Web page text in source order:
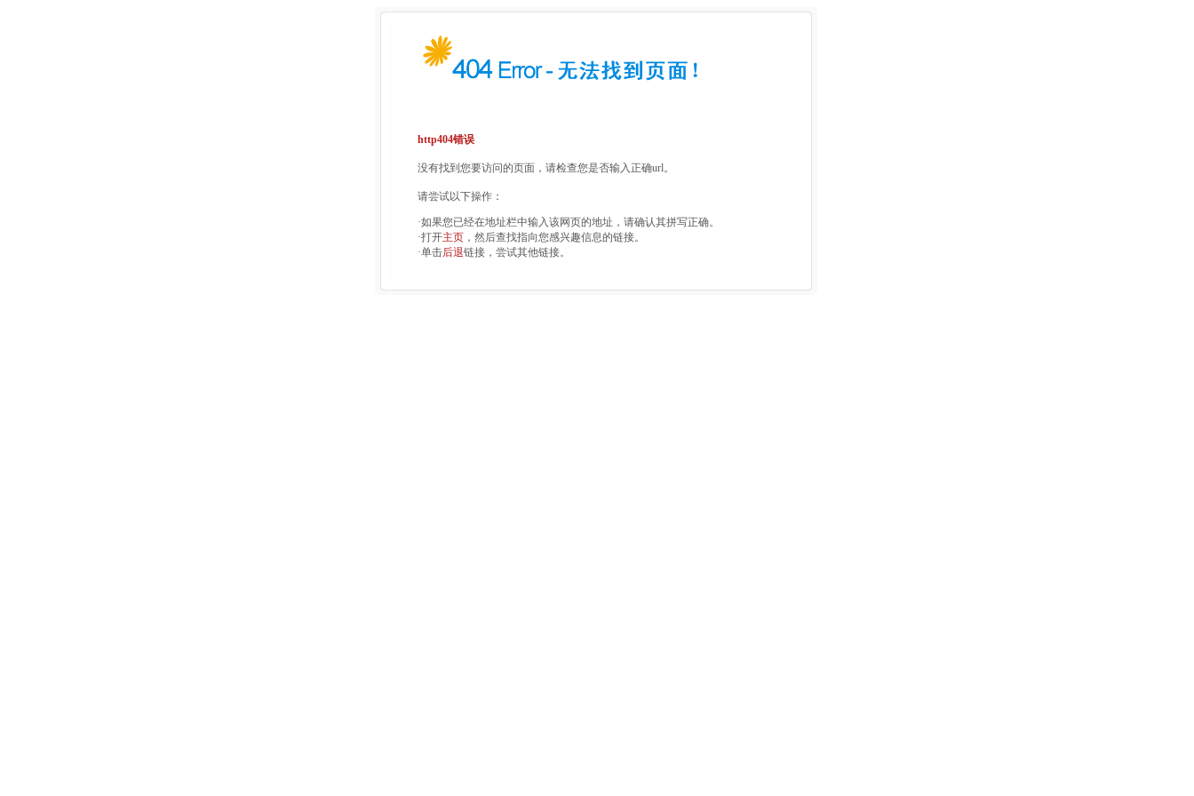
http404错误
没有找到您要访问的页面，请检查您是否输入正确url。
请尝试以下操作：
·如果您已经在地址栏中输入该网页的地址，请确认其拼写正确。
·打开主页 ，然后查找指向您感兴趣信息的链接。
·单击后退链接，尝试其他链接。